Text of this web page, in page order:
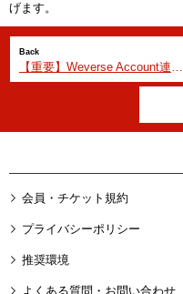
げます。
【重要】Weverse Account連携方法のご案内
会員・チケット規約
プライバシーポリシー
推奨環境
よくある質問・お問い合わせ